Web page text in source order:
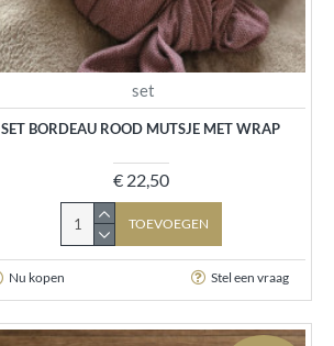
set
SET BORDEAU ROOD MUTSJE MET WRAP
€ 22,50
TOEVOEGEN
Nu kopen Stel een vraag